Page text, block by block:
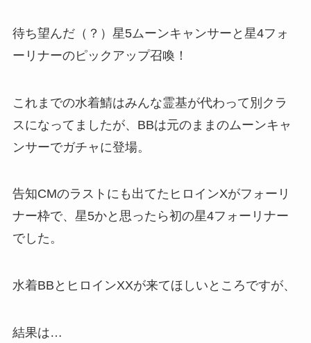
待ち望んだ（？）星5ムーンキャンサーと星4フォ
ーリナーのピックアップ召喚！
これまでの水着鯖はみんな霊基が代わって別クラ
スになってましたが、BBは元のままのムーンキャ
ンサーでガチャに登場。
告知CMのラストにも出てたヒロインXがフォーリ
ナー枠で、星5かと思ったら初の星4フォーリナー
でした。
水着BBとヒロインXXが来てほしいところですが、
結果は…